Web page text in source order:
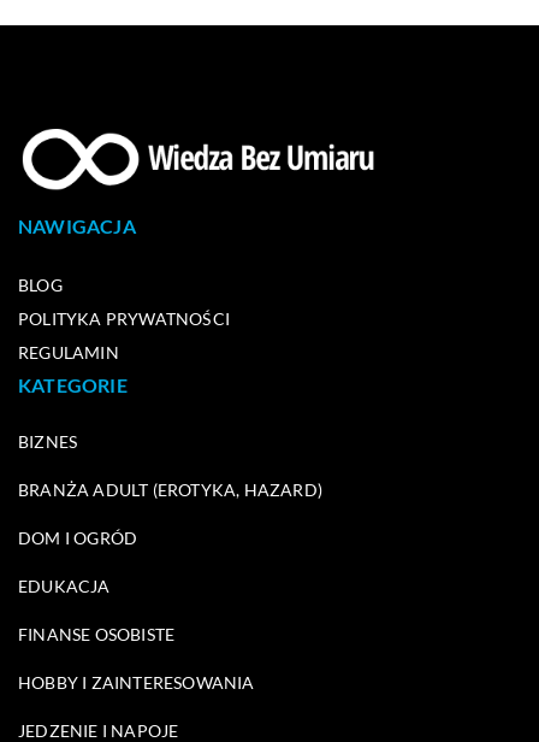
NAWIGACJA
BLOG
POLITYKA PRYWATNOŚCI
REGULAMIN
KATEGORIE
BIZNES
BRANŻA ADULT (EROTYKA, HAZARD)
DOM I OGRÓD
EDUKACJA
FINANSE OSOBISTE
HOBBY I ZAINTERESOWANIA
JEDZENIE I NAPOJE